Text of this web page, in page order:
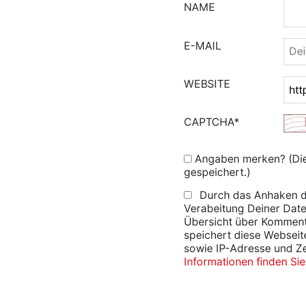
NAME
E-MAIL
WEBSITE
CAPTCHA*
Angaben merken?
gespeichert.)
Durch das Anhaken
Verabeitung Deiner
Übersicht über
speichert diese
sowie IP-Adresse und
Informationen finden